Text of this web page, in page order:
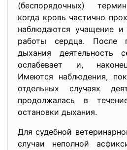
(беспорядочных)
когда кровь частично
наблюдаются учащение и
работы сердца. После
дыхания деятельность
ослабевает и,
Имеются наблюдения,
отдельных случаях
продолжалась в
остановки дыхания.
Для судебной
случаи неполной